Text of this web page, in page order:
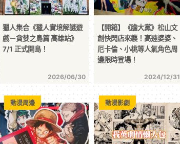
獵人集合《獵人實境解謎遊
戲－貪婪之島篇 高雄站》
7/1 正式開島！
2026/06/30
【開箱】《膽大黨》松山文
創快閃店來襲！高速婆婆、
厄卡倫、小桃等人氣角色周
邊限時登場！
2024/12/31
動漫周邊 動漫影劇